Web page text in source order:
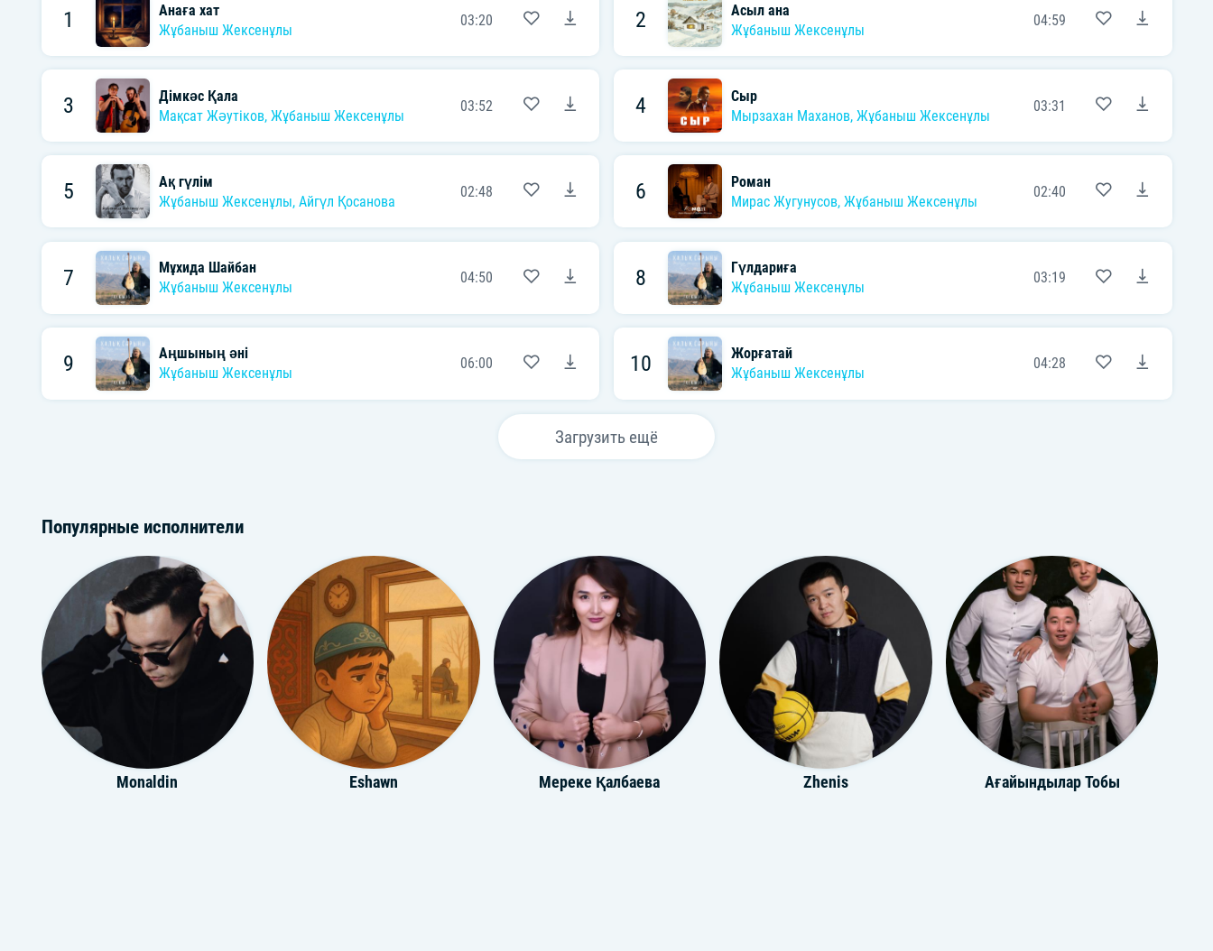
1
Анаға хат
Жұбаныш Жексенұлы
03:20 2
Асыл ана
Жұбаныш Жексенұлы
04:59
3
Дімкәс Қала
Мақсат Жәутіков, Жұбаныш Жексенұлы
03:52 4
Сыр
Мырзахан Маханов, Жұбаныш Жексенұлы
03:31
5
Ақ гүлім
Жұбаныш Жексенұлы, Айгүл Қосанова
02:48 6
Роман
Мирас Жугунусов, Жұбаныш Жексенұлы
02:40
7
Мұхида Шайбан
Жұбаныш Жексенұлы
04:50 8
Гүлдариға
Жұбаныш Жексенұлы
03:19
9
Аңшының әні
Жұбаныш Жексенұлы
06:00 10
Жорғатай
Жұбаныш Жексенұлы
04:28
Загрузить ещё
Популярные исполнители
Monaldin Eshawn Мереке Қалбаева Zhenis Ағайындылар Тобы